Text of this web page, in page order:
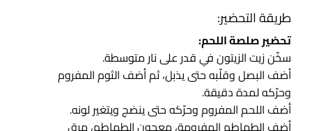
طريقة التحضير:
تحضير صلصة اللحم:
سخّن زيت الزيتون في قدر على نار متوسطة.
أضف البصل وقلّبه حتى يذبل، ثم أضف الثوم المفروم
وحرّكه لمدة دقيقة.
أضف اللحم المفروم وحرّكه حتى ينضج ويتغير لونه.
أضف الطماطم المفرومة، معجون الطماطم، مرق